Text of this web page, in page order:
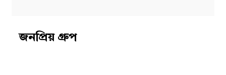
জনপ্রিয় গ্রুপ